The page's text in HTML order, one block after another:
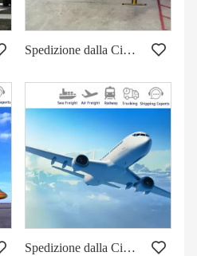
Spedizione dalla Cina al Canada/USA via mare
Spedizione dalla Cina all'Australia via mare